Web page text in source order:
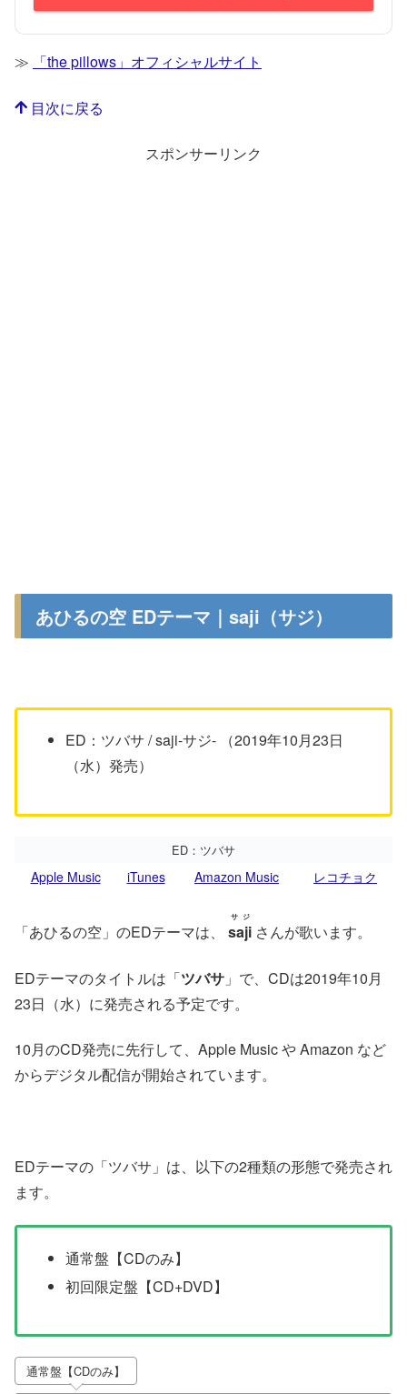
≫ 「the pillows」オフィシャルサイト
目次に戻る
スポンサーリンク
あひるの空 EDテーマ｜saji（サジ）
ED：ツバサ / saji-サジ- （2019年10月23日
（水）発売）
ED：ツバサ
Apple Music iTunes Amazon Music レコチョク
「あひるの空」のEDテーマは、 saji
サジ
さんが歌います。
EDテーマのタイトルは「ツバサ 」で、CDは2019年10月
23日（水）に発売される予定です。
10月のCD発売に先行して、Apple Music や Amazon など
からデジタル配信が開始されています。
EDテーマの「ツバサ」は、以下の2種類の形態で発売され
ます。
通常盤【CDのみ】
初回限定盤【CD+DVD】
通常盤【CDのみ】